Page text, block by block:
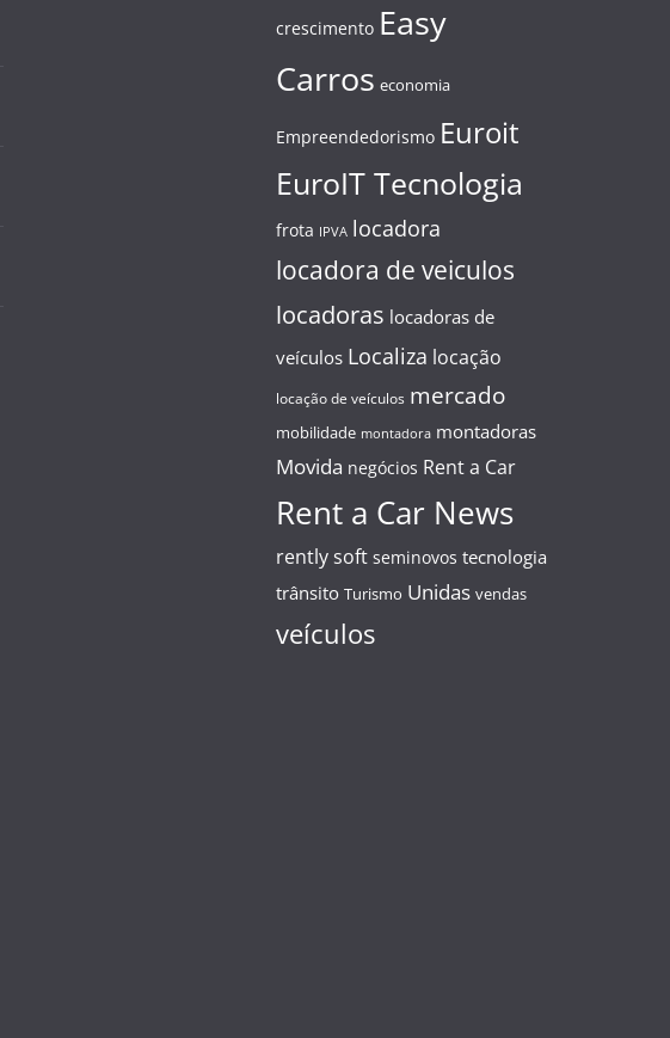
crescimento Easy
Carros economia
Empreendedorismo Euroit
EuroIT Tecnologia
frota IPVA locadora
locadora de veiculos
locadoras locadoras de
veículos Localiza locação
locação de veículos mercado
mobilidade montadora montadoras
Movida negócios Rent a Car
Rent a Car News
rently soft seminovos tecnologia
trânsito Turismo Unidas vendas
veículos